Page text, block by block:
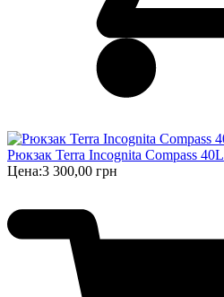
Рюкзак Terra Incognita Compass 40L
Цена:3 300,00 грн